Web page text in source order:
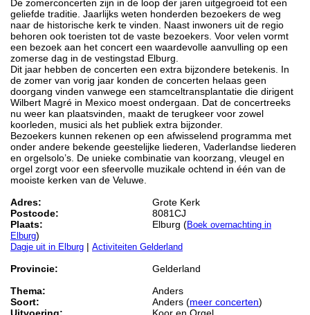
De zomerconcerten zijn in de loop der jaren uitgegroeid tot een
geliefde traditie. Jaarlijks weten honderden bezoekers de weg
naar de historische kerk te vinden. Naast inwoners uit de regio
behoren ook toeristen tot de vaste bezoekers. Voor velen vormt
een bezoek aan het concert een waardevolle aanvulling op een
zomerse dag in de vestingstad Elburg.
Dit jaar hebben de concerten een extra bijzondere betekenis. In
de zomer van vorig jaar konden de concerten helaas geen
doorgang vinden vanwege een stamceltransplantatie die dirigent
Wilbert Magré in Mexico moest ondergaan. Dat de concertreeks
nu weer kan plaatsvinden, maakt de terugkeer voor zowel
koorleden, musici als het publiek extra bijzonder.
Bezoekers kunnen rekenen op een afwisselend programma met
onder andere bekende geestelijke liederen, Vaderlandse liederen
en orgelsolo’s. De unieke combinatie van koorzang, vleugel en
orgel zorgt voor een sfeervolle muzikale ochtend in één van de
mooiste kerken van de Veluwe.
Adres:
Grote Kerk
Postcode:
8081CJ
Plaats:
Elburg (Boek overnachting in
Elburg)
Dagje uit in Elburg | Activiteiten Gelderland
Provincie:
Gelderland
Thema:
Anders
Soort:
Anders (meer concerten)